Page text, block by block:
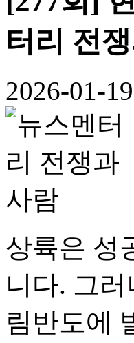
터리 전
2026-01-19
상륙은 성
니다. 그
림반도에